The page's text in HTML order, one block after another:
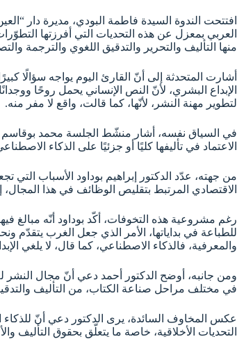
افتتحت الندوة السيدة فاطمة البودي، مديرة دار
العربي بمعزل عن هذه التحديات التي أفرزتها
منها التأليف والتحرير والتدقيق اللغوي والترجمة
أشارت المتحدثة إلى أنّ القارئ اليوم يواجه سؤالًا
الإبداع البشري، لأنّ النص الإنساني يحمل روحًا
لتطوير مهنة النشر، لأنّها، كما قالت، واقع لا مفر منه.
الاعتماد في تأليفها كليًا أو جزئيًا على الذكاء
من جهته، عدّد الدكتور إبراهيم بوداود الأسباب التي
الاقتصادي المرتبط بتقليص الوظائف في هذا المجال،
رغم مشروعية هذه التخوفات، أكّد بوداود أنّه مبالغ
للطباعة في بداياتها، الأمر الذي جعل الغرب يتقدّم
والمعرفية، فالذكاء الاصطناعي، كما قال، لا يلغي
ومن جانبه، أوضح الدكتور أحمد دعي أنّ مجال النشر
في مختلف مراحل صناعة الكتاب، من التأليف والتدقيق إلى التوزيع والترويج. وأشار إلى أنّ 75
عكس المخاوف السائدة، يرى الدكتور دعي أنّ
التحديات الأخلاقية، خاصة ما يتعلّق بحقوق التأليف